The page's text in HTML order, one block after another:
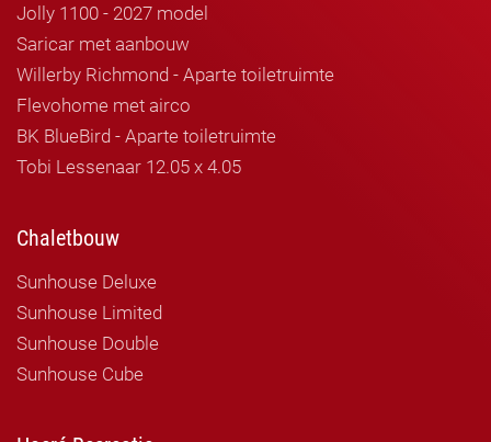
Jolly 1100 - 2027 model
Saricar met aanbouw
Willerby Richmond - Aparte toiletruimte
Flevohome met airco
BK BlueBird - Aparte toiletruimte
Tobi Lessenaar 12.05 x 4.05
Chaletbouw
Sunhouse Deluxe
Sunhouse Limited
Sunhouse Double
Sunhouse Cube